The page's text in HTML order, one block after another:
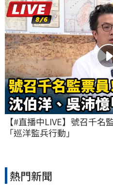
【#直播中LIVE】號召千
「巡洋監兵行動」
熱門新聞